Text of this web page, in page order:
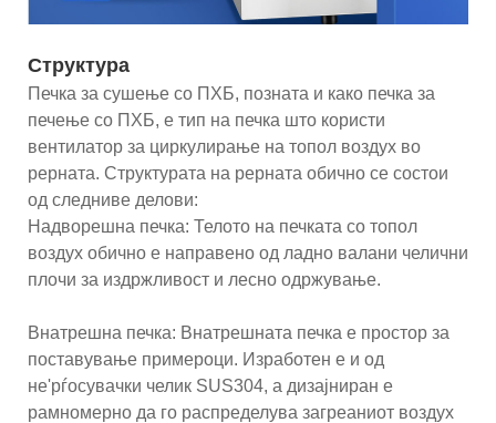
Структура
Печка за сушење со ПХБ, позната и како печка за
печење со ПХБ, е тип на печка што користи
вентилатор за циркулирање на топол воздух во
рерната. Структурата на рерната обично се состои
од следниве делови:
Надворешна печка: Телото на печката со топол
воздух обично е направено од ладно валани челични
плочи за издржливост и лесно одржување.
Внатрешна печка: Внатрешната печка е простор за
поставување примероци. Изработен е и од
не'рѓосувачки челик SUS304, а дизајниран е
рамномерно да го распределува загреаниот воздух